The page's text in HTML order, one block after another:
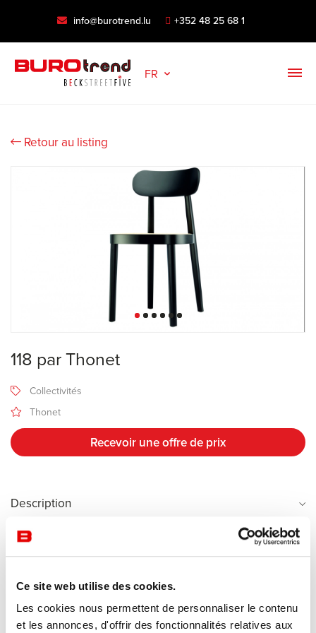
Ce site web utilise des cookies.
Les cookies nous permettent de personnaliser le contenu
et les annonces, d'offrir des fonctionnalités relatives aux
info@burotrend.lu +352 48 25 68 1
FR
Retour au listing
118 par Thonet
Collectivités
Thonet
Recevoir une offre de prix
Description
toutes les tables de repas, dans tous les restaurants. Le principe
de réduire à un minimum les éléments qui composent une chaise a
été créé par Michael Thonet au milieu du XIXe siècle. La chaise 118